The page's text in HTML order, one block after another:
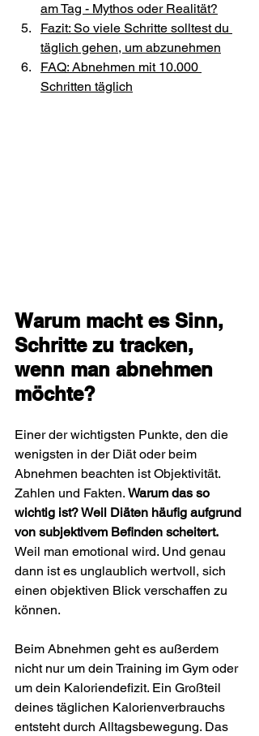
am Tag - Mythos oder Realität?
Fazit: So viele Schritte solltest du
täglich gehen, um abzunehmen
FAQ: Abnehmen mit 10.000
Schritten täglich
Warum macht es Sinn,
Schritte zu tracken,
wenn man abnehmen
möchte?
Einer der wichtigsten Punkte, den die
wenigsten in der Diät oder beim
Abnehmen beachten ist Objektivität.
Zahlen und Fakten. Warum das so
wichtig ist? Weil Diäten häufig aufgrund
von subjektivem Befinden scheitert.
Weil man emotional wird. Und genau
dann ist es unglaublich wertvoll, sich
einen objektiven Blick verschaffen zu
können.
Beim Abnehmen geht es außerdem
nicht nur um dein Training im Gym oder
um dein Kaloriendefizit. Ein Großteil
deines täglichen Kalorienverbrauchs
entsteht durch Alltagsbewegung. Das